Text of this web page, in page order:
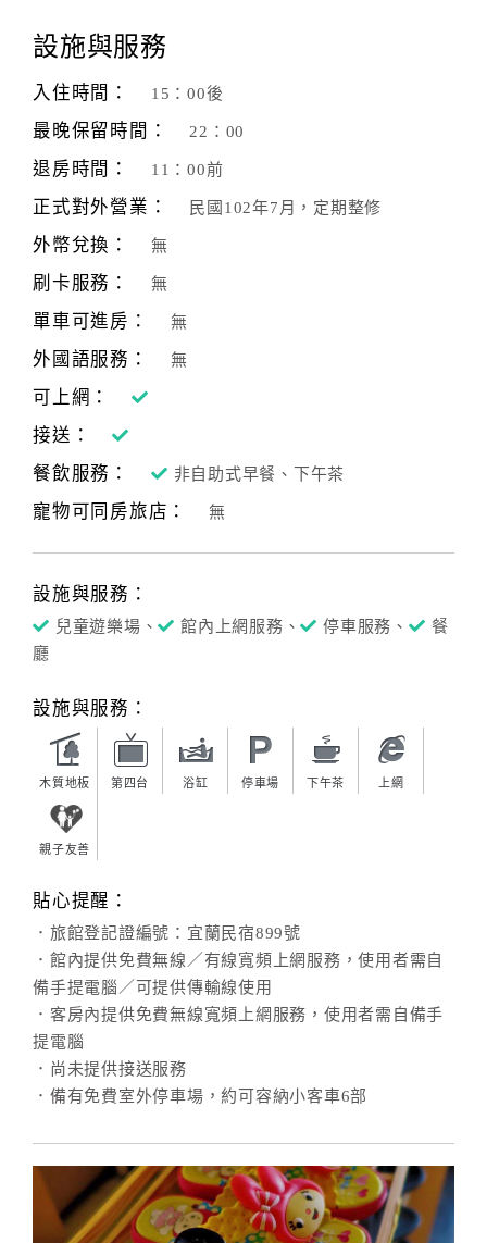
設施與服務
入住時間： 15：00後
最晚保留時間： 22：00
退房時間： 11：00前
正式對外營業： 民國102年7月，定期整修
外幣兌換： 無
刷卡服務： 無
單車可進房： 無
外國語服務： 無
可上網：
接送：
餐飲服務：
非自助式早餐、下午茶
寵物可同房旅店： 無
設施與服務：
兒童遊樂場、 館內上網服務、 停車服務、
餐
廳
設施與服務：
木質地板 第四台 浴缸 停車場 下午茶 上網
親子友善
貼心提醒：
．旅館登記證編號：宜蘭民宿899號
．館內提供免費無線／有線寬頻上網服務，使用者需自
備手提電腦／可提供傳輸線使用
．客房內提供免費無線寬頻上網服務，使用者需自備手
提電腦
．尚未提供接送服務
．備有免費室外停車場，約可容納小客車6部